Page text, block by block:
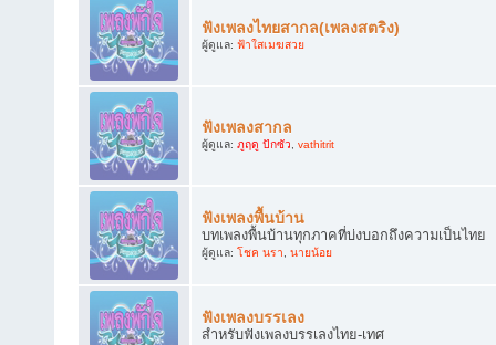
ฟังเพลงไทยสากล(เพลงสตริง)
ผู้ดูแล: ฟ้าใสเมฆสวย
ฟังเพลงสากล
ผู้ดูแล: ภูฤดู ปักซัว, vathitrit
ฟังเพลงพื้นบ้าน
บทเพลงพื้นบ้านทุกภาคที่บ่งบอกถึงความเป็นไทย
ผู้ดูแล: โชค นรา, นายน้อย
ฟังเพลงบรรเลง
สำหรับฟังเพลงบรรเลงไทย-เทศ